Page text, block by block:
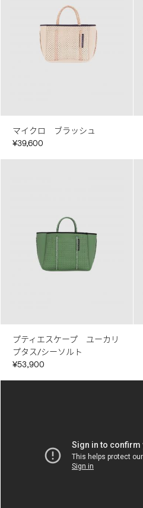
マイクロ ブラッシュ
¥39,600
プティエスケープ ユーカリ
プタス/シーソルト
¥53,900